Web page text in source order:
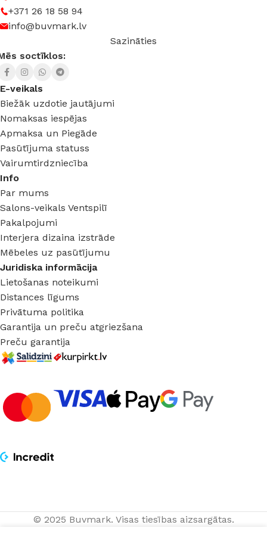
3000 K (silti balta) – 6500 K (auksti balta)
+371 26 18 58 94
info@buvmark.lv
Sazināties
soctīklos:
E-veikals
Biežāk uzdotie jautājumi
Nomaksas iespējas
Apmaksa un Piegāde
Pasūtījuma statuss
Vairumtirdzniecība
Info
Par mums
Salons-veikals Ventspilī
Pakalpojumi
Interjera dizaina izstrāde
Mēbeles uz pasūtījumu
Juridiska informācija
Lietošanas noteikumi
Distances līgums
Privātuma politika
Garantija un preču atgriezšana
Preču garantija
© 2025 Buvmark. Visas tiesības aizsargātas.
Gaismeklis